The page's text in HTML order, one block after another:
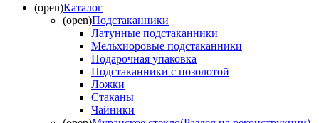
(open)Каталог
(open)Подстаканники
Латунные подстаканники
Мельхиоровые подстаканники
Подарочная упаковка
Подстаканники с позолотой
Ложки
Стаканы
Чайники